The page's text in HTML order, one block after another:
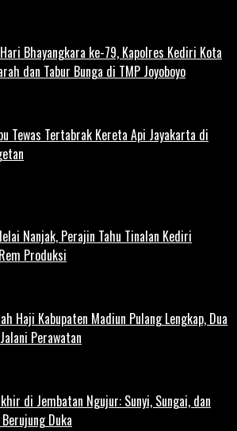
Bhayangkara ke-79, Kapolres Kediri Kota
dan Tabur Bunga di TMP Joyoboyo
Tewas Tertabrak Kereta Api Jayakarta di
Nanjak, Perajin Tahu Tinalan Kediri
Produksi
Haji Kabupaten Madiun Pulang Lengkap, Dua
Perawatan
di Jembatan Ngujur: Sunyi, Sungai, dan
Duka